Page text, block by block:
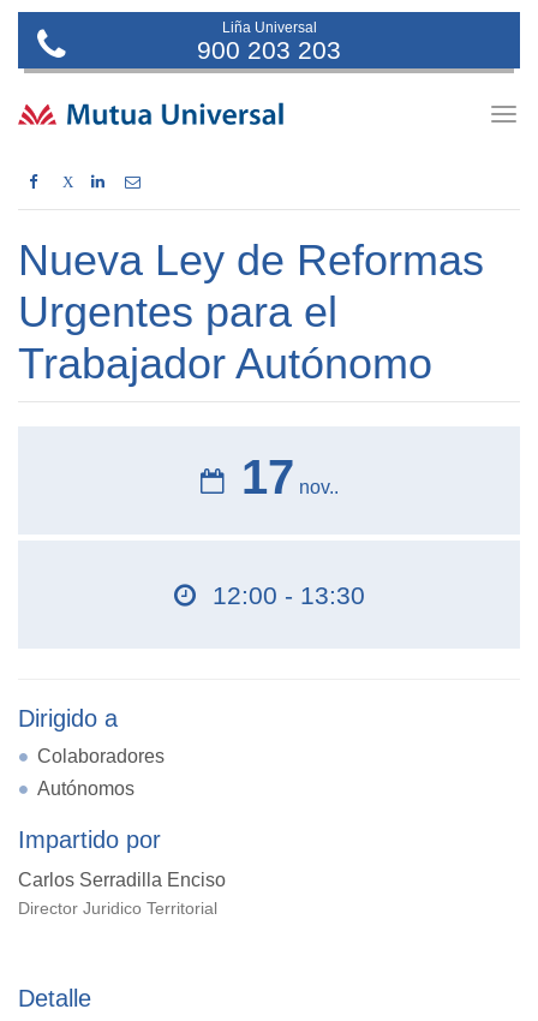
Liña Universal
900 203 203
X
Nueva Ley de Reformas
Urgentes para el
Trabajador Autónomo
17 nov..
12:00 - 13:30
Dirigido a
Colaboradores
Autónomos
Impartido por
Carlos Serradilla Enciso
Director Juridico Territorial
Detalle